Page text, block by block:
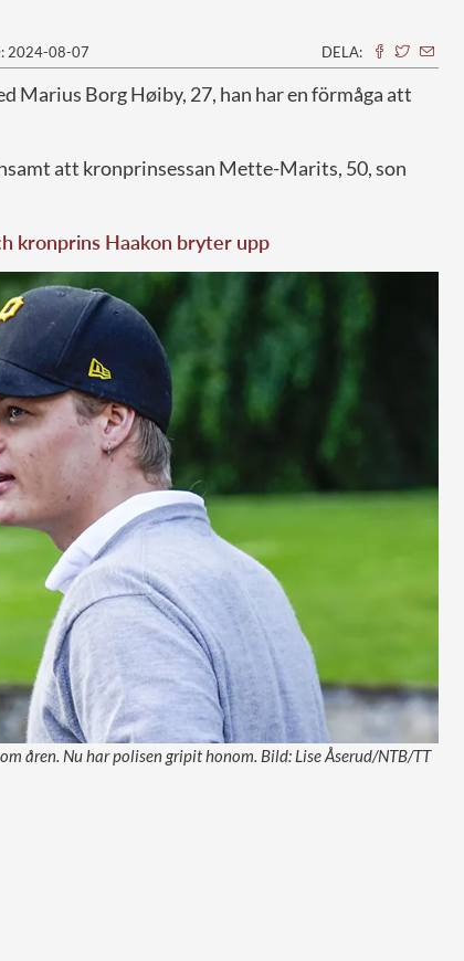
2024-08-07 DELA:
Marius Borg Høiby, 27, han har en förmåga att
att kronprinsessan Mette-Marits, 50, son
kronprins Haakon bryter upp
åren. Nu har polisen gripit honom. Bild: Lise Åserud/NTB/TT